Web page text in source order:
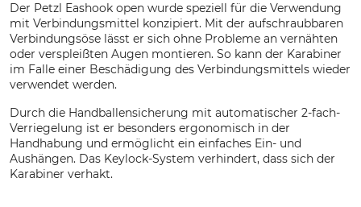
Der Petzl Eashook open wurde speziell für die Verwendung
mit Verbindungsmittel konzipiert. Mit der aufschraubbaren
Verbindungsöse lässt er sich ohne Probleme an vernähten
oder verspleißten Augen montieren. So kann der Karabiner
im Falle einer Beschädigung des Verbindungsmittels wieder
verwendet werden.
Durch die Handballensicherung mit automatischer 2-fach-
Verriegelung ist er besonders ergonomisch in der
Handhabung und ermöglicht ein einfaches Ein- und
Aushängen. Das Keylock-System verhindert, dass sich der
Karabiner verhakt.